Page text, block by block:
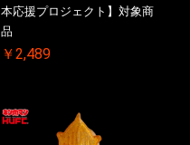
本応援プロジェクト】対象商
品
￥2,489